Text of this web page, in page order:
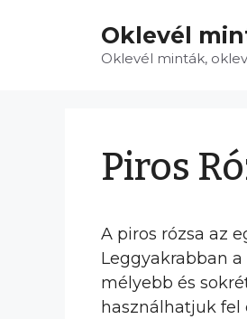
Oklevél
Oklevél minták,
Piros
A piros rózsa az
Leggyakrabban
mélyebb és
használhatjuk